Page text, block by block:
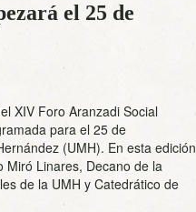
el 25 de
XIV Foro Aranzadi Social
para el 25 de
(UMH). En esta edición
Miró Linares, Decano de la
de la UMH y Catedrático de